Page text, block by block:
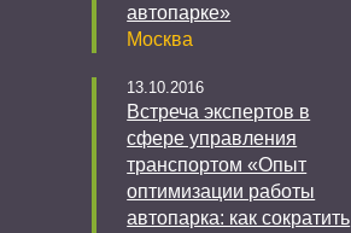
автопарке»
Москва
13.10.2016
Встреча экспертов в
сфере управления
транспортом «Опыт
оптимизации работы
автопарка: как сократить